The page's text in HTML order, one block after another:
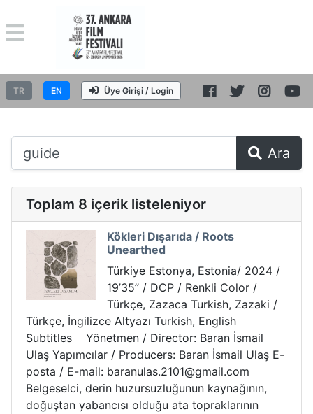
TR EN Üye Girişi / Login
Ara
Toplam 8 içerik listeleniyor
Kökleri Dışarıda / Roots
Unearthed
Türkiye Estonya, Estonia/ 2024 /
19’35’’ / DCP / Renkli Color /
Türkçe, Zazaca Turkish, Zazaki /
Türkçe, İngilizce Altyazı Turkish, English
Subtitles Yönetmen / Director: Baran İsmail
Ulaş Yapımcılar / Producers: Baran İsmail Ulaş E-
posta / E-mail: baranulas.2101@gmail.com
Belgeselci, derin huzursuzluğunun kaynağının,
doğuştan yabancısı olduğu ata topraklarının